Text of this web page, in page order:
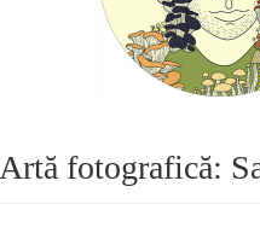
Artă fotografică: